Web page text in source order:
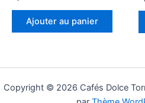
Ajouter au panier
Copyright © 2026 Cafés Dolce